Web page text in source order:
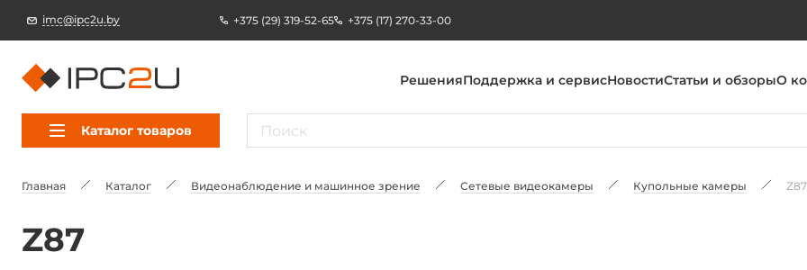
imc@ipc2u.by +375 (29) 319-52-65 +375 (17) 270-33-00
РешенияПоддержка и сервисНовостиСтатьи и обзорыО
Каталог товаров
Главная Каталог Видеонаблюдение и машинное зрение Сетевые видеокамеры Купольные камеры Z87
Z87